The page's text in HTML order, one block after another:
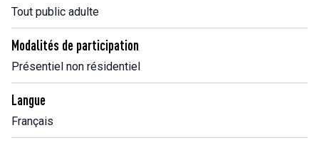
Tout public adulte
Modalités de participation
Présentiel non résidentiel
Langue
Français